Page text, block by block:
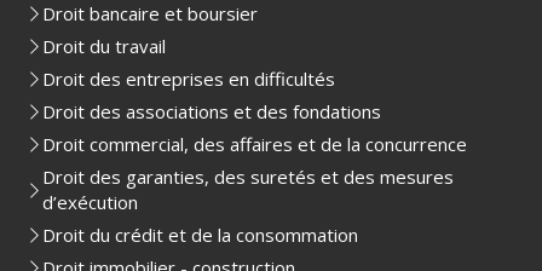
Droit bancaire et boursier
Droit du travail
Droit des entreprises en difficultés
Droit des associations et des fondations
Droit commercial, des affaires et de la concurrence
Droit des garanties, des suretés et des mesures
d’exécution
Droit du crédit et de la consommation